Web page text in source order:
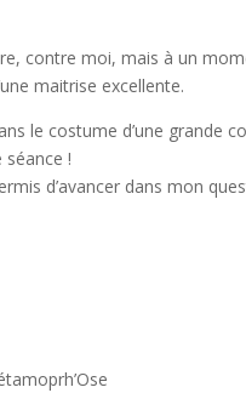
contre moi, mais à un
maitrise excellente.
le costume d’une grande
!
d’avancer dans mon